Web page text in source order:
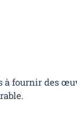
à fournir des